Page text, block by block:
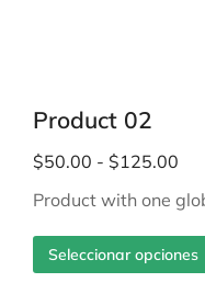
Product 02
$50.00 - $125.00
Product with one
Seleccionar opciones